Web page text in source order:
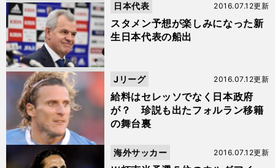
スタメン予想が楽しみになった新
生日本代表の船出
2016.07.12更新
日本代表
給料はセレッソでなく日本政府
が？ 珍説も出たフォルラン移籍
の舞台裏
2016.07.12更新
Jリーグ
2016.07.12更新
海外サッカー